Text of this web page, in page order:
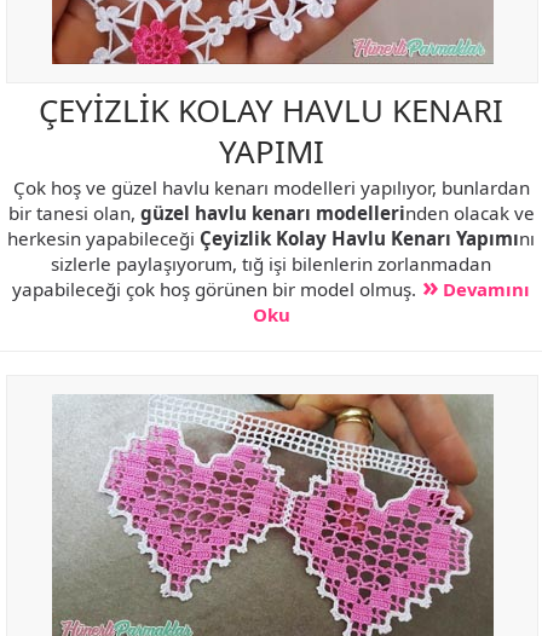
ÇEYİZLİK KOLAY HAVLU KENARI
YAPIMI
Çok hoş ve güzel havlu kenarı modelleri yapılıyor, bunlardan
bir tanesi olan, güzel havlu kenarı modellerinden olacak ve
herkesin yapabileceği Çeyizlik Kolay Havlu Kenarı Yapımını
sizlerle paylaşıyorum, tığ işi bilenlerin zorlanmadan
yapabileceği çok hoş görünen bir model olmuş.
Devamını
Oku